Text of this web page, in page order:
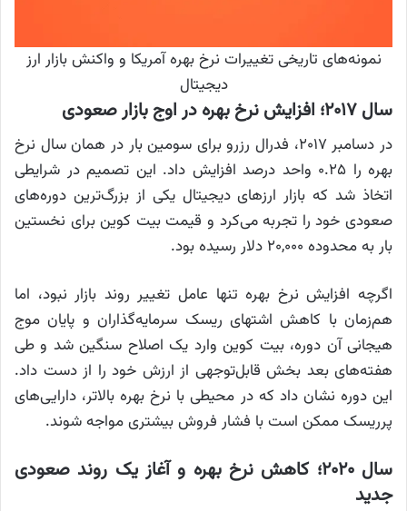
نمونه‌های تاریخی تغییرات نرخ بهره آمریکا و واکنش بازار ارز
دیجیتال
سال ۲۰۱۷؛ افزایش نرخ بهره در اوج بازار صعودی
در دسامبر ۲۰۱۷، فدرال رزرو برای سومین بار در همان سال نرخ
بهره را ۰.۲۵ واحد درصد افزایش داد. این تصمیم در شرایطی
اتخاذ شد که بازار ارزهای دیجیتال یکی از بزرگ‌ترین دوره‌های
صعودی خود را تجربه می‌کرد و قیمت بیت کوین برای نخستین
بار به محدوده ۲۰,۰۰۰ دلار رسیده بود.
اگرچه افزایش نرخ بهره تنها عامل تغییر روند بازار نبود، اما
هم‌زمان با کاهش اشتهای ریسک سرمایه‌گذاران و پایان موج
هیجانی آن دوره، بیت کوین وارد یک اصلاح سنگین شد و طی
هفته‌های بعد بخش قابل‌توجهی از ارزش خود را از دست داد.
این دوره نشان داد که در محیطی با نرخ بهره بالاتر، دارایی‌های
پرریسک ممکن است با فشار فروش بیشتری مواجه شوند.
سال ۲۰۲۰؛ کاهش نرخ بهره و آغاز یک روند صعودی
جدید